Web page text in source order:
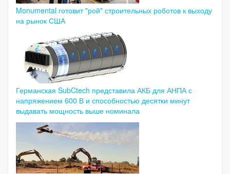
Monumental готовит "рой" строительных роботов к выходу
на рынок США
Германская SubCtech представила АКБ для АНПА с
напряжением 600 В и способностью десятки минут
выдавать мощность выше номинала